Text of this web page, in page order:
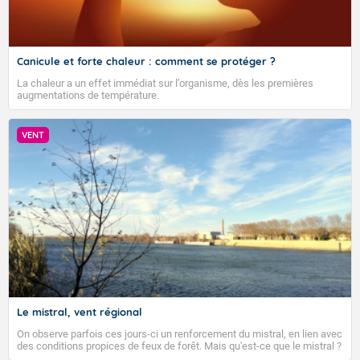
Canicule et forte chaleur : comment se protéger ?
La chaleur a un effet immédiat sur l’organisme, dès les premières
augmentations de température.
VENT
Le mistral, vent régional
On observe parfois ces jours-ci un renforcement du mistral, en lien avec
des conditions propices de feux de forêt. Mais qu'est-ce que le mistral ?